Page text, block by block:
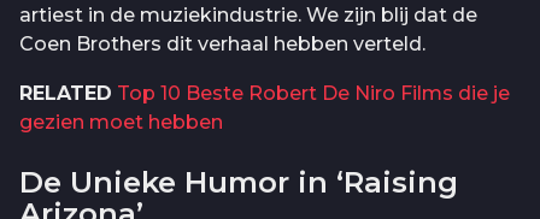
artiest in de muziekindustrie. We zijn blij dat de
Coen Brothers dit verhaal hebben verteld.
RELATED Top 10 Beste Robert De Niro Films die je
gezien moet hebben
De Unieke Humor in ‘Raising